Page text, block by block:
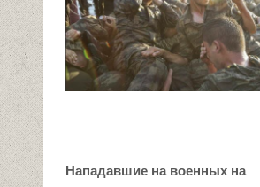
Нападавшие на военных на